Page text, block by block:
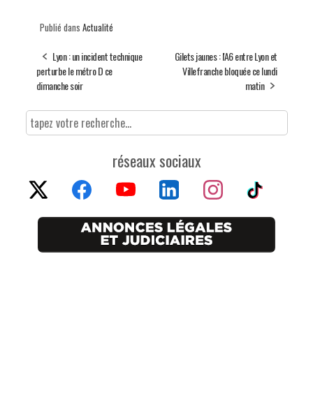
Publié dans Actualité
Lyon : un incident technique
perturbe le métro D ce
dimanche soir
Gilets jaunes : l'A6 entre Lyon et
Villefranche bloquée ce lundi
matin
réseaux sociaux